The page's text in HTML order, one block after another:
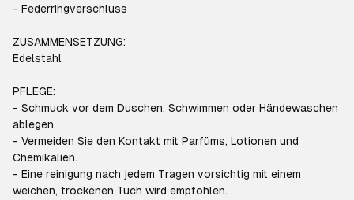
- Federringverschluss
ZUSAMMENSETZUNG:
Edelstahl
PFLEGE:
- Schmuck vor dem Duschen, Schwimmen oder Händewaschen
ablegen.
- Vermeiden Sie den Kontakt mit Parfüms, Lotionen und
Chemikalien.
- Eine reinigung nach jedem Tragen vorsichtig mit einem
weichen, trockenen Tuch wird empfohlen.